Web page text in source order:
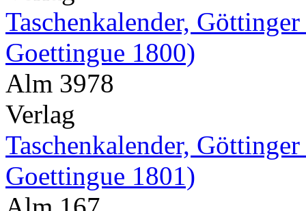
Taschenkalender,
Goettingue 1800)
Alm 3978
Verlag
Taschenkalender,
Goettingue 1801)